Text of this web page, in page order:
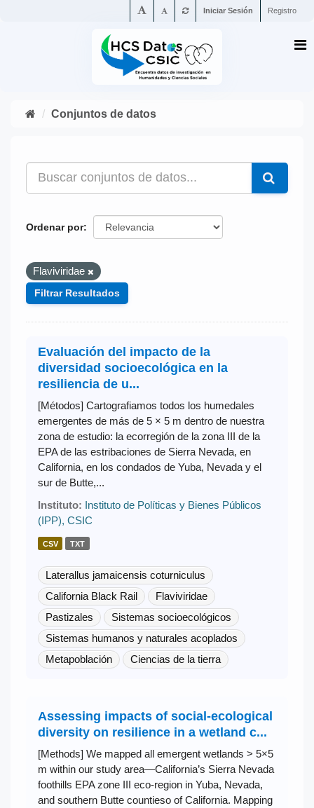
Iniciar Sesión Registro
Conjuntos de datos
Ordenar por
Flaviviridae
Filtrar Resultados
Evaluación del impacto de la
diversidad socioecológica en la
resiliencia de u...
[Métodos] Cartografiamos todos los humedales
emergentes de más de 5 × 5 m dentro de nuestra
zona de estudio: la ecorregión de la zona III de la
EPA de las estribaciones de Sierra Nevada, en
California, en los condados de Yuba, Nevada y el
sur de Butte,...
Instituto: Instituto de Políticas y Bienes Públicos
(IPP), CSIC
CSV TXT
Laterallus jamaicensis coturniculus
California Black Rail
Flaviviridae
Pastizales
Sistemas socioecológicos
Sistemas humanos y naturales acoplados
Metapoblación
Ciencias de la tierra
Assessing impacts of social-ecological
diversity on resilience in a wetland c...
[Methods] We mapped all emergent wetlands > 5×5
m within our study area—California’s Sierra Nevada
foothills EPA zone III eco-region in Yuba, Nevada,
and southern Butte countieso of California. Mapping